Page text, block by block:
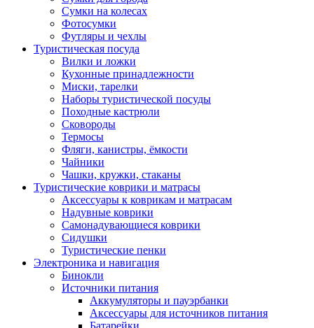
Сумки на колесах
Фотосумки
Футляры и чехлы
Туристическая посуда
Вилки и ложки
Кухонные принадлежности
Миски, тарелки
Наборы туристической посуды
Походные кастрюли
Сковороды
Термосы
Фляги, канистры, ёмкости
Чайники
Чашки, кружки, стаканы
Туристические коврики и матрасы
Аксессуары к коврикам и матрасам
Надувные коврики
Самонадувающиеся коврики
Сидушки
Туристические пенки
Электроника и навигация
Бинокли
Источники питания
Аккумуляторы и пауэрбанки
Аксессуары для источников питания
Батарейки